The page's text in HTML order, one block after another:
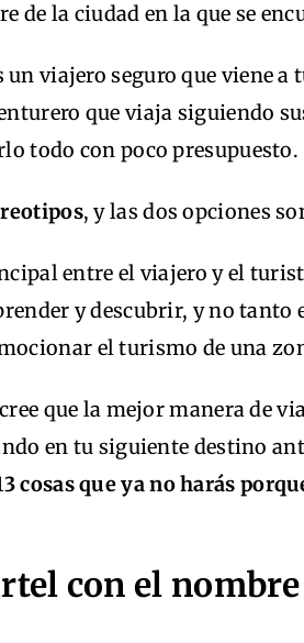
de la ciudad en la que se
viajero seguro que viene a
que viaja siguiendo
todo con poco presupuesto.
, y las dos opciones
entre el viajero y el
y descubrir, y no tanto
que la mejor manera de
en tu siguiente destino
cosas que ya no harás
con el